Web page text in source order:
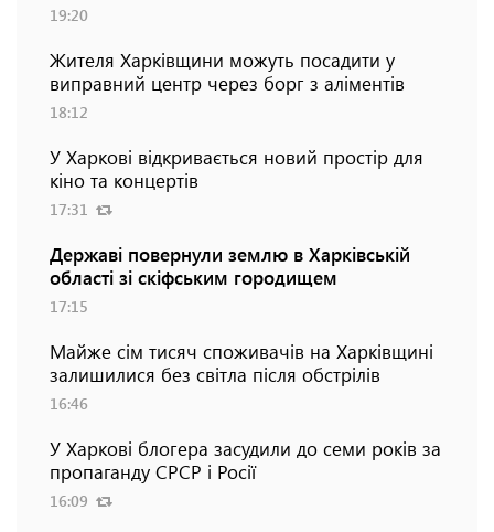
19:20
Жителя Харківщини можуть посадити у
виправний центр через борг з аліментів
18:12
У Харкові відкривається новий простір для
кіно та концертів
17:31
Державі повернули землю в Харківській
області зі скіфським городищем
17:15
Майже сім тисяч споживачів на Харківщині
залишилися без світла після обстрілів
16:46
У Харкові блогера засудили до семи років за
пропаганду СРСР і Росії
16:09